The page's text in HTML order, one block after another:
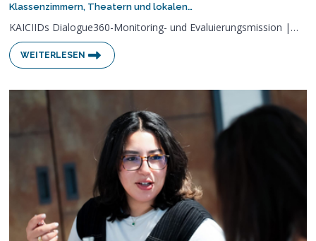
Klassenzimmern, Theatern und lokalen…
KAICIIDs Dialogue360-Monitoring- und Evaluierungsmission |…
WEITERLESEN